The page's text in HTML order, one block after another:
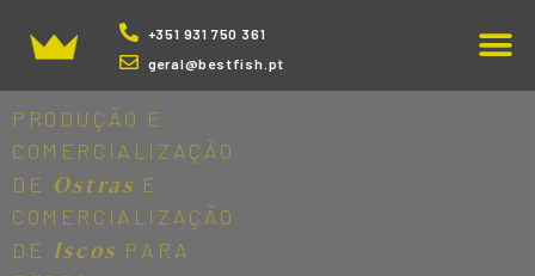
+351 931 750 361
geral@bestfish.pt
PRODUÇÃO E
COMERCIALIZAÇÃO
DE Ostras E
COMERCIALIZAÇÃO
DE Iscos PARA